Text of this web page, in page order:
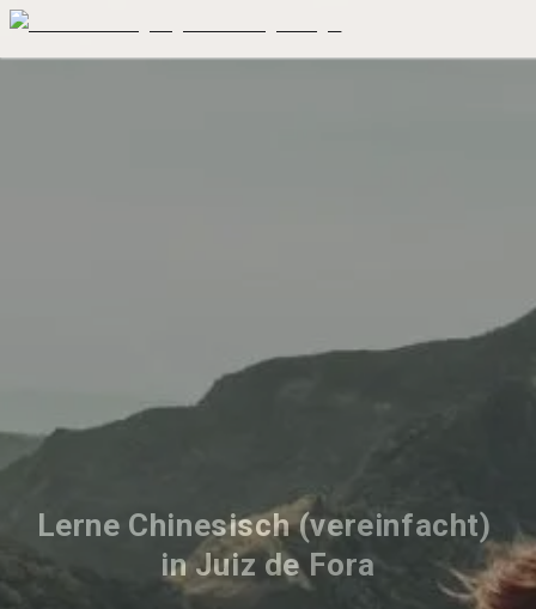
Lerne Chinesisch (vereinfacht)
in Juiz de Fora